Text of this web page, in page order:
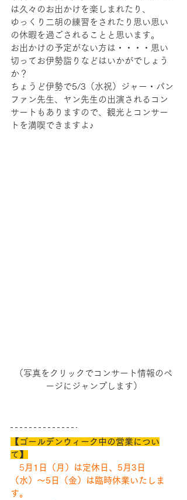
は久々のお出かけを楽しまれたり、
ゆっくり二胡の練習をされたり思い思い
の休暇を過ごされることと思います。
お出かけの予定がない方は・・・・思い
切ってお伊勢詣りなどはいかがでしょう
か？
ちょうど伊勢で5/3（水祝）ジャー・パン
ファン先生、ヤン先生の出演されるコン
サートもありますので、観光とコンサー
トを満喫できますよ♪
（写真をクリックでコンサート情報のペ
ージにジャンプします）
【ゴールデンウィーク中の営業につい
て】
5 月1日（月）は定休日、5月3日
（水）〜5日（金）は臨時休業いたしま
す。